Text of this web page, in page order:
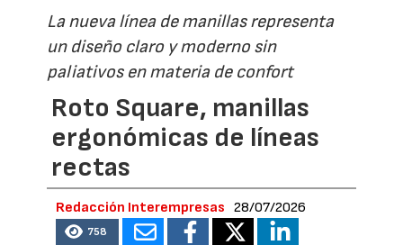
La nueva línea de manillas representa
un diseño claro y moderno sin
paliativos en materia de confort
Roto Square, manillas
ergonómicas de líneas
rectas
Redacción Interempresas 28/07/2026
758